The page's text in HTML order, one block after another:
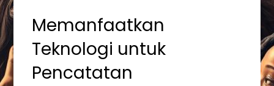
Memanfaatkan
Teknologi untuk
Pencatatan